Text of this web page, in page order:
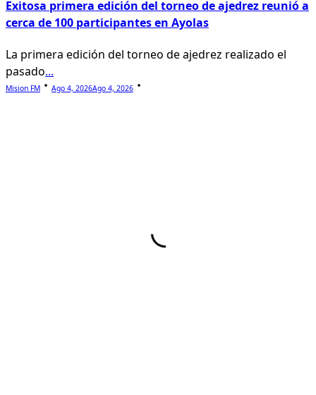
Exitosa primera edición del torneo de ajedrez reunió a
cerca de 100 participantes en Ayolas
La primera edición del torneo de ajedrez realizado el
pasado...
Mision FM Ago 4, 2026Ago 4, 2026